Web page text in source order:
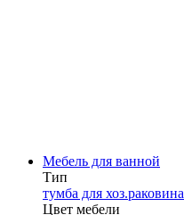
Мебель для ванной
Тип
тумба для хоз.раковина
Цвет мебели